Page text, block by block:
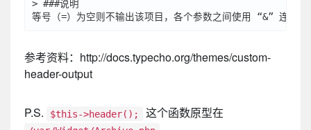
> ###说明
参考资料：http://docs.typecho.org/themes/custom-
header-output
P.S. $this->header(); 这个函数原型在